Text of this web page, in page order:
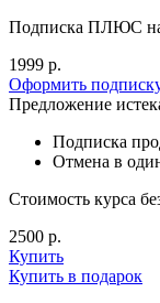
Подписка ПЛЮС
1999 р.
Оформить
Предложение
Подписка
Отмена в
Стоимость курса
2500 р.
Купить
Купить в подарок